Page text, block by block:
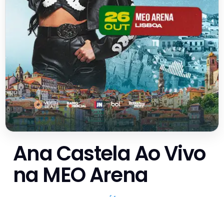
Ana Castela Ao Vivo
na MEO Arena